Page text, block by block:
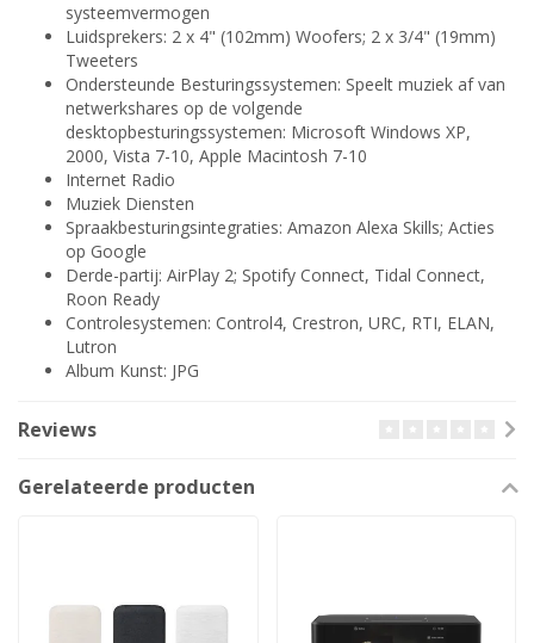
systeemvermogen
Luidsprekers: 2 x 4" (102mm) Woofers; 2 x 3/4" (19mm)
Tweeters
Ondersteunde Besturingssystemen: Speelt muziek af van
netwerkshares op de volgende
desktopbesturingssystemen: Microsoft Windows XP,
2000, Vista 7-10, Apple Macintosh 7-10
Internet Radio
Muziek Diensten
Spraakbesturingsintegraties: Amazon Alexa Skills; Acties
op Google
Derde-partij: AirPlay 2; Spotify Connect, Tidal Connect,
Roon Ready
Controlesystemen: Control4, Crestron, URC, RTI, ELAN,
Lutron
Album Kunst: JPG
Reviews
Gerelateerde producten